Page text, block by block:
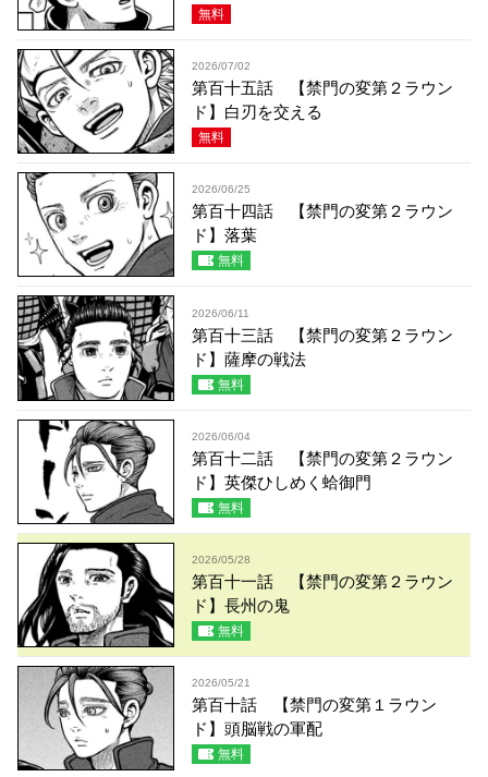
無料
2026/07/02
第百十五話 【禁門の変第２ラウン
ド】白刃を交える
無料
2026/06/25
第百十四話 【禁門の変第２ラウン
ド】落葉
無料
2026/06/11
第百十三話 【禁門の変第２ラウン
ド】薩摩の戦法
無料
2026/06/04
第百十二話 【禁門の変第２ラウン
ド】英傑ひしめく蛤御門
無料
2026/05/28
第百十一話 【禁門の変第２ラウン
ド】長州の鬼
無料
2026/05/21
第百十話 【禁門の変第１ラウン
ド】頭脳戦の軍配
無料